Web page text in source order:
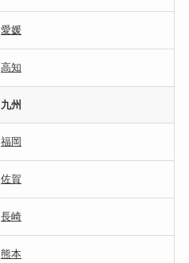
愛媛
高知
九州
福岡
佐賀
長崎
熊本